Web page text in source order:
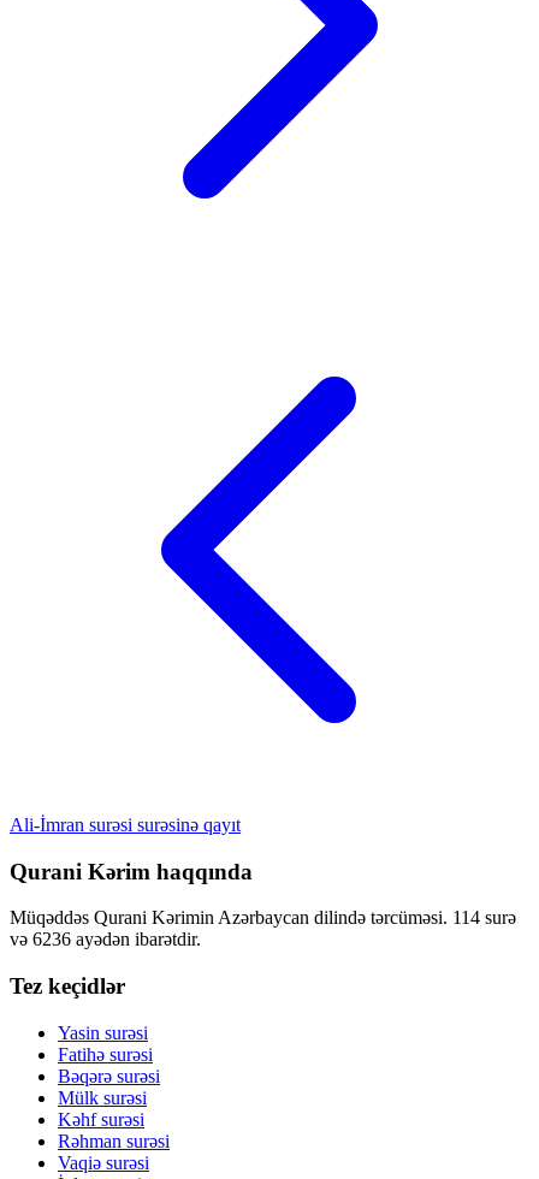
Ali-İmran surəsi surəsinə qayıt
Qurani Kərim haqqında
Müqəddəs Qurani Kərimin Azərbaycan dilində tərcüməsi. 114 surə
və 6236 ayədən ibarətdir.
Tez keçidlər
Yasin surəsi
Fatihə surəsi
Bəqərə surəsi
Mülk surəsi
Kəhf surəsi
Rəhman surəsi
Vaqiə surəsi